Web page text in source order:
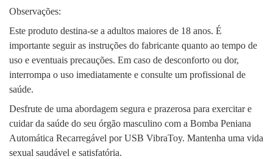
Observações:
Este produto destina-se a adultos maiores de 18 anos. É
importante seguir as instruções do fabricante quanto ao tempo de
uso e eventuais precauções. Em caso de desconforto ou dor,
interrompa o uso imediatamente e consulte um profissional de
saúde.
Desfrute de uma abordagem segura e prazerosa para exercitar e
cuidar da saúde do seu órgão masculino com a Bomba Peniana
Automática Recarregável por USB VibraToy. Mantenha uma vida
sexual saudável e satisfatória.